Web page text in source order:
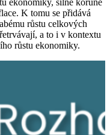
K tomu se přidává
růstu celkových
a to i v kontextu
růstu ekonomiky.